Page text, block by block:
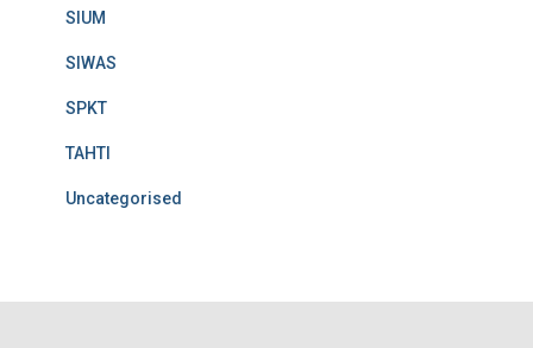
SIUM
SIWAS
SPKT
TAHTI
Uncategorised